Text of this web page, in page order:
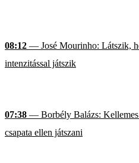
08:12 — José Mourinho: Látszik,
intenzitással játszik
07:38 — Borbély Balázs:
csapata ellen játszani